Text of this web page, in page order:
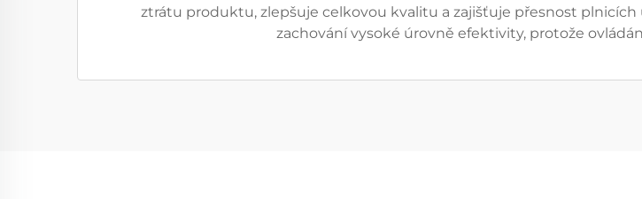
ztrátu produktu, zlepšuje celkovou kvalitu a zajišťuje přesnost
zachování vysoké úrovně efektivity, protože